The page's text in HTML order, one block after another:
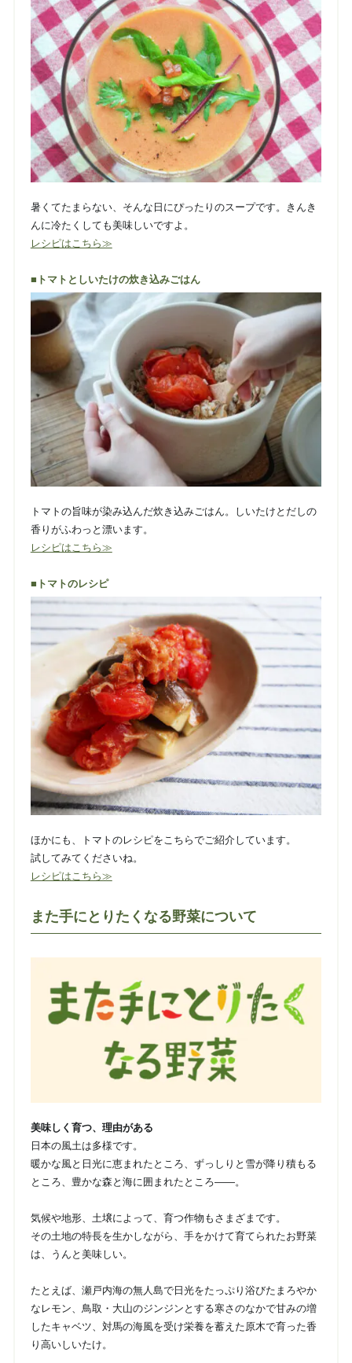
暑くてたまらない、そんな日にぴったりのスープです。きんき
んに冷たくしても美味しいですよ。
レシピはこちら≫
■トマトとしいたけの炊き込みごはん
トマトの旨味が染み込んだ炊き込みごはん。しいたけとだしの
香りがふわっと漂います。
レシピはこちら≫
■トマトのレシピ
ほかにも、トマトのレシピをこちらでご紹介しています。
試してみてくださいね。
レシピはこちら≫
また手にとりたくなる野菜について
美味しく育つ、理由がある
日本の風土は多様です。
暖かな風と日光に恵まれたところ、ずっしりと雪が降り積もる
ところ、豊かな森と海に囲まれたところ――。
気候や地形、土壌によって、育つ作物もさまざまです。
その土地の特長を生かしながら、手をかけて育てられたお野菜
は、うんと美味しい。
たとえば、瀬戸内海の無人島で日光をたっぷり浴びたまろやか
なレモン、鳥取・大山のジンジンとする寒さのなかで甘みの増
したキャベツ、対馬の海風を受け栄養を蓄えた原木で育った香
り高いしいたけ。